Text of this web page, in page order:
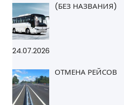
(БЕЗ НАЗВАНИЯ)
24.07.2026
ОТМЕНА РЕЙСОВ